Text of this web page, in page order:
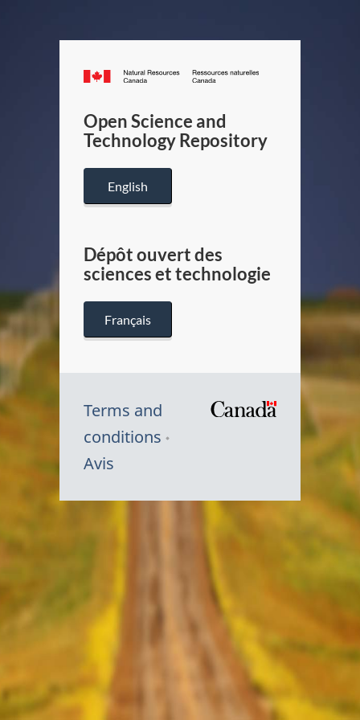
Canada.ca
/
Canada
Open Science and
Technology Repository
English
Dépôt ouvert des
sciences et technologie
Français
Terms and
conditions
Avis
Symbole
Canada